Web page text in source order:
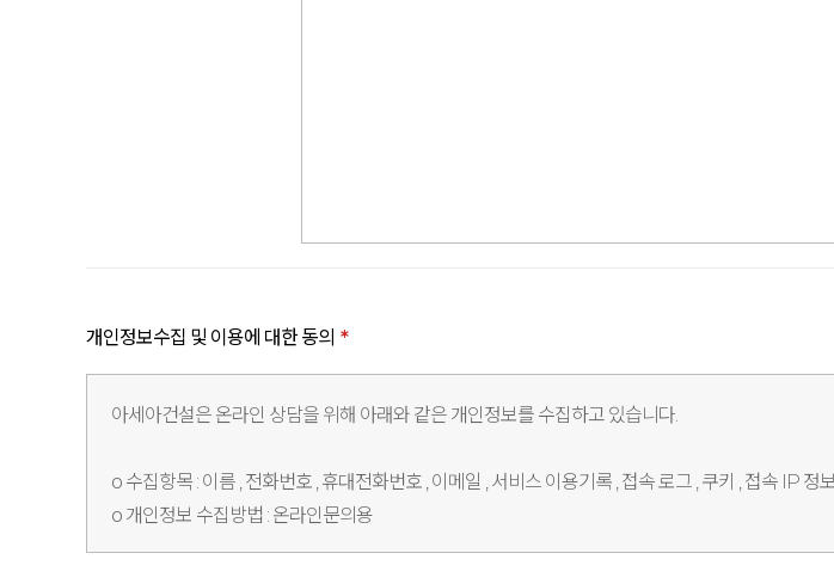
개인정보수집 및 이용에 대한 동의 *
아세아건설은 온라인 상담을 위해 아래와 같은 개인정보를 수집하고 있습니다.
ο 수집항목 : 이름 , 전화번호 , 휴대전화번호 , 이메일 , 서비스 이용기록 , 접속 로그 , 쿠키 , 접속 IP 정보
ο 개인정보 수집방법 : 온라인문의용